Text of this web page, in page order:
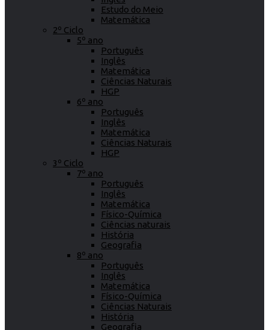
Estudo do Meio
Matemática
2º Ciclo
5º ano
Português
Inglês
Matemática
Ciências Naturais
HGP
6º ano
Português
Inglês
Matemática
Ciências Naturais
HGP
3º Ciclo
7º ano
Português
Inglês
Matemática
Físico-Química
Ciências naturais
História
Geografia
8º ano
Português
Inglês
Matemática
Físico-Química
Ciências Naturais
História
Geografia